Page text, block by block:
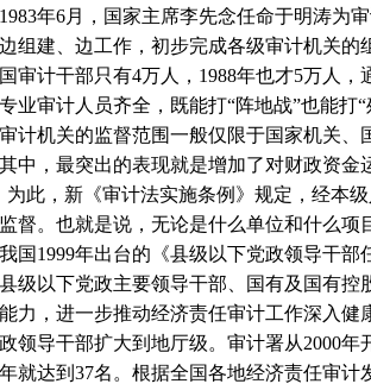
1983年6月，国家主席李先念任命于明涛为
组建、边工作，初步完成各级审计机关
审计干部只有4万人， 1988年也才5万人，
业审计人员齐全，既能打“阵地战”也能打“
审计机关的监督范围一般仅限于国家机关、
中，最突出的表现就是增加了对财政资金
此，新《审计法实施条例》规定，经本
督。也就是说，无论是什么单位和什么
我国1999年出台的《县级以下党政领导干部
级以下党政主要领导干部、国有及国有
力，进一步推动经济责任审计工作深入
领导干部扩大到地厅级。审计署从2000年
年就达到 37名。根据全国各地经济责任审计